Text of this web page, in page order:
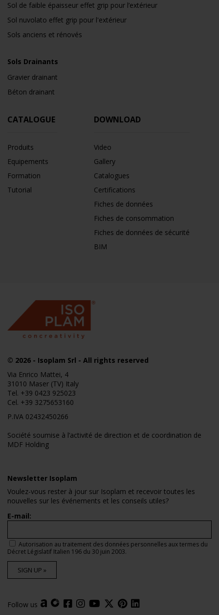
Sol de faible épaisseur effet grip pour l’extérieur
Sol nuvolato effet grip pour l'extérieur
Sols anciens et rénovés
Sols Drainants
Gravier drainant
Béton drainant
CATALOGUE
Produits
Equipements
Formation
Tutorial
DOWNLOAD
Video
Gallery
Catalogues
Certifications
Fiches de données
Fiches de consommation
Fiches de données de sécurité
BIM
© 2026 - Isoplam Srl - All rights reserved
Via Enrico Mattei, 4
31010 Maser (TV) Italy
Tel. +39 0423 925023
Cel. +39 3275653160
P.IVA 02432450266
Société soumise à l’activité de direction et de coordination de
MDF Holding
Newsletter Isoplam
Voulez-vous rester à jour sur Isoplam et recevoir toutes les
nouvelles sur les événements et les conseils utiles?
E-mail:
Autorisation au traitement des données personnelles aux termes du
Décret Législatif Italien 196 du 30 juin 2003.
SIGN UP »
Follow us